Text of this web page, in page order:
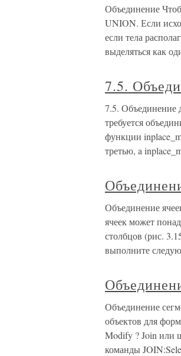
Объединение
UNION. Если
если тела
выделяться как
7.5.
7.5. Объединение
требуется
функции
третью, a
Объединение
ячеек может
столбцов (рис.
выполните
Объединение
объектов для
Modify ? Join или
команды